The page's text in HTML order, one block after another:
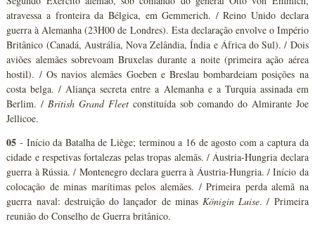
atravessa a fronteira da Bélgica, em Gemmerich. / Reino Unido declara
guerra à Alemanha (23H00 de Londres). Esta declaração envolve o Império
Britânico (Canadá, Austrália, Nova Zelândia, Índia e África do Sul). / Dois
aviões alemães sobrevoam Bruxelas durante a noite (primeira ação aérea
hostil). / Os navios alemães Goeben e Breslau bombardeiam posições na
costa belga. / Aliança secreta entre a Alemanha e a Turquia assinada em
Berlim. / British Grand Fleet constituída sob comando do Almirante Joe
Jellicoe.
05 - Início da Batalha de Liège; terminou a 16 de agosto com a captura da
cidade e respetivas fortalezas pelas tropas alemãs. / Áustria-Hungria declara
guerra à Rússia. / Montenegro declara guerra à Áustria-Hungria. / Início da
colocação de minas marítimas pelos alemães. / Primeira perda alemã na
guerra naval: destruição do lançador de minas Königin Luise. / Primeira
reunião do Conselho de Guerra britânico.